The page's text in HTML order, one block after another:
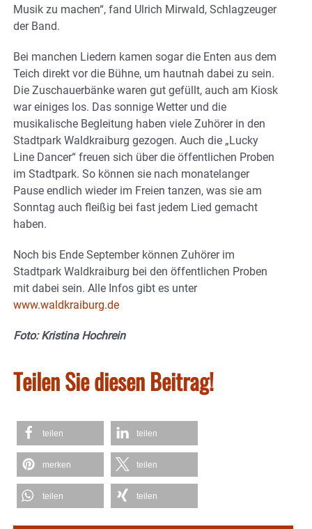
Musik zu machen“, fand Ulrich Mirwald, Schlagzeuger
der Band.
Bei manchen Liedern kamen sogar die Enten aus dem
Teich direkt vor die Bühne, um hautnah dabei zu sein.
Die Zuschauerbänke waren gut gefüllt, auch am Kiosk
war einiges los. Das sonnige Wetter und die
musikalische Begleitung haben viele Zuhörer in den
Stadtpark Waldkraiburg gezogen. Auch die „Lucky
Line Dancer“ freuen sich über die öffentlichen Proben
im Stadtpark. So können sie nach monatelanger
Pause endlich wieder im Freien tanzen, was sie am
Sonntag auch fleißig bei fast jedem Lied gemacht
haben.
Noch bis Ende September können Zuhörer im
Stadtpark Waldkraiburg bei den öffentlichen Proben
mit dabei sein. Alle Infos gibt es unter
www.waldkraiburg.de
Foto: Kristina Hochrein
Teilen Sie diesen Beitrag!
teilen teilen
merken teilen
teilen teilen